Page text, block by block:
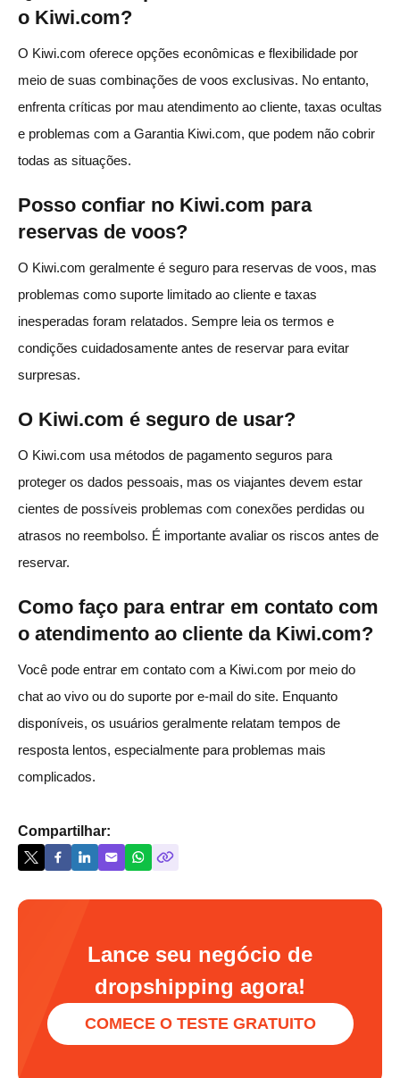
o Kiwi.com?
O Kiwi.com oferece opções econômicas e flexibilidade por
meio de suas combinações de voos exclusivas. No entanto,
enfrenta críticas por mau atendimento ao cliente, taxas ocultas
e problemas com a Garantia Kiwi.com, que podem não cobrir
todas as situações.
Posso confiar no Kiwi.com para
reservas de voos?
O Kiwi.com geralmente é seguro para reservas de voos, mas
problemas como suporte limitado ao cliente e taxas
inesperadas foram relatados. Sempre leia os termos e
condições cuidadosamente antes de reservar para evitar
surpresas.
O Kiwi.com é seguro de usar?
O Kiwi.com usa métodos de pagamento seguros para
proteger os dados pessoais, mas os viajantes devem estar
cientes de possíveis problemas com conexões perdidas ou
atrasos no reembolso. É importante avaliar os riscos antes de
reservar.
Como faço para entrar em contato com
o atendimento ao cliente da Kiwi.com?
Você pode entrar em contato com a Kiwi.com por meio do
chat ao vivo ou do suporte por e-mail do site. Enquanto
disponíveis, os usuários geralmente relatam tempos de
resposta lentos, especialmente para problemas mais
complicados.
Compartilhar:
Lance seu negócio de
dropshipping agora!
COMECE O TESTE GRATUITO